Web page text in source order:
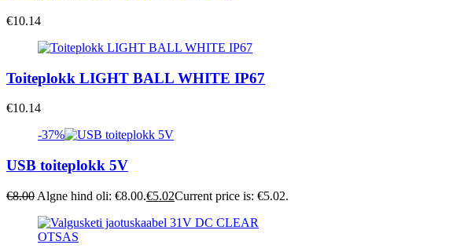
€10.14
Toiteplokk LIGHT BALL WHITE IP67
€10.14
-37%
USB toiteplokk 5V
€8.00 Algne hind oli: €8.00.€5.02Current price is: €5.02.
OTSAS